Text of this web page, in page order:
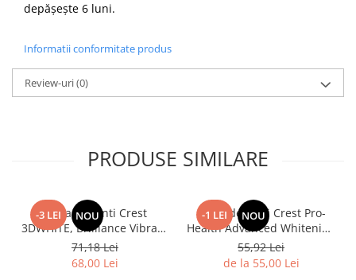
depășește 6 luni.
Informatii conformitate produs
Review-uri(0)
PRODUSE SIMILARE
-3 LEI NOU
Pasta de dinti Crest
3DWHITE, Brilliance Vibrant
Peppermint, LARGE SIZE,
fara gluten, 130g
71,18 Lei
68,00 Lei
-1 LEI NOU
Pasta de dinti Crest Pro-
Health Advanced Whitening
+ Intensive Clean, 8
beneficii, 164g
55,92 Lei
de la 55,00 Lei